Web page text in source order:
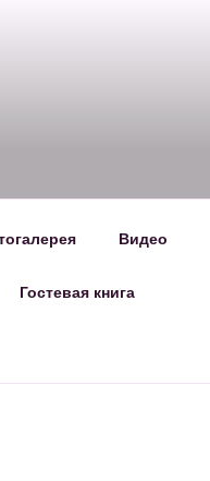
Видео
Гостевая книга